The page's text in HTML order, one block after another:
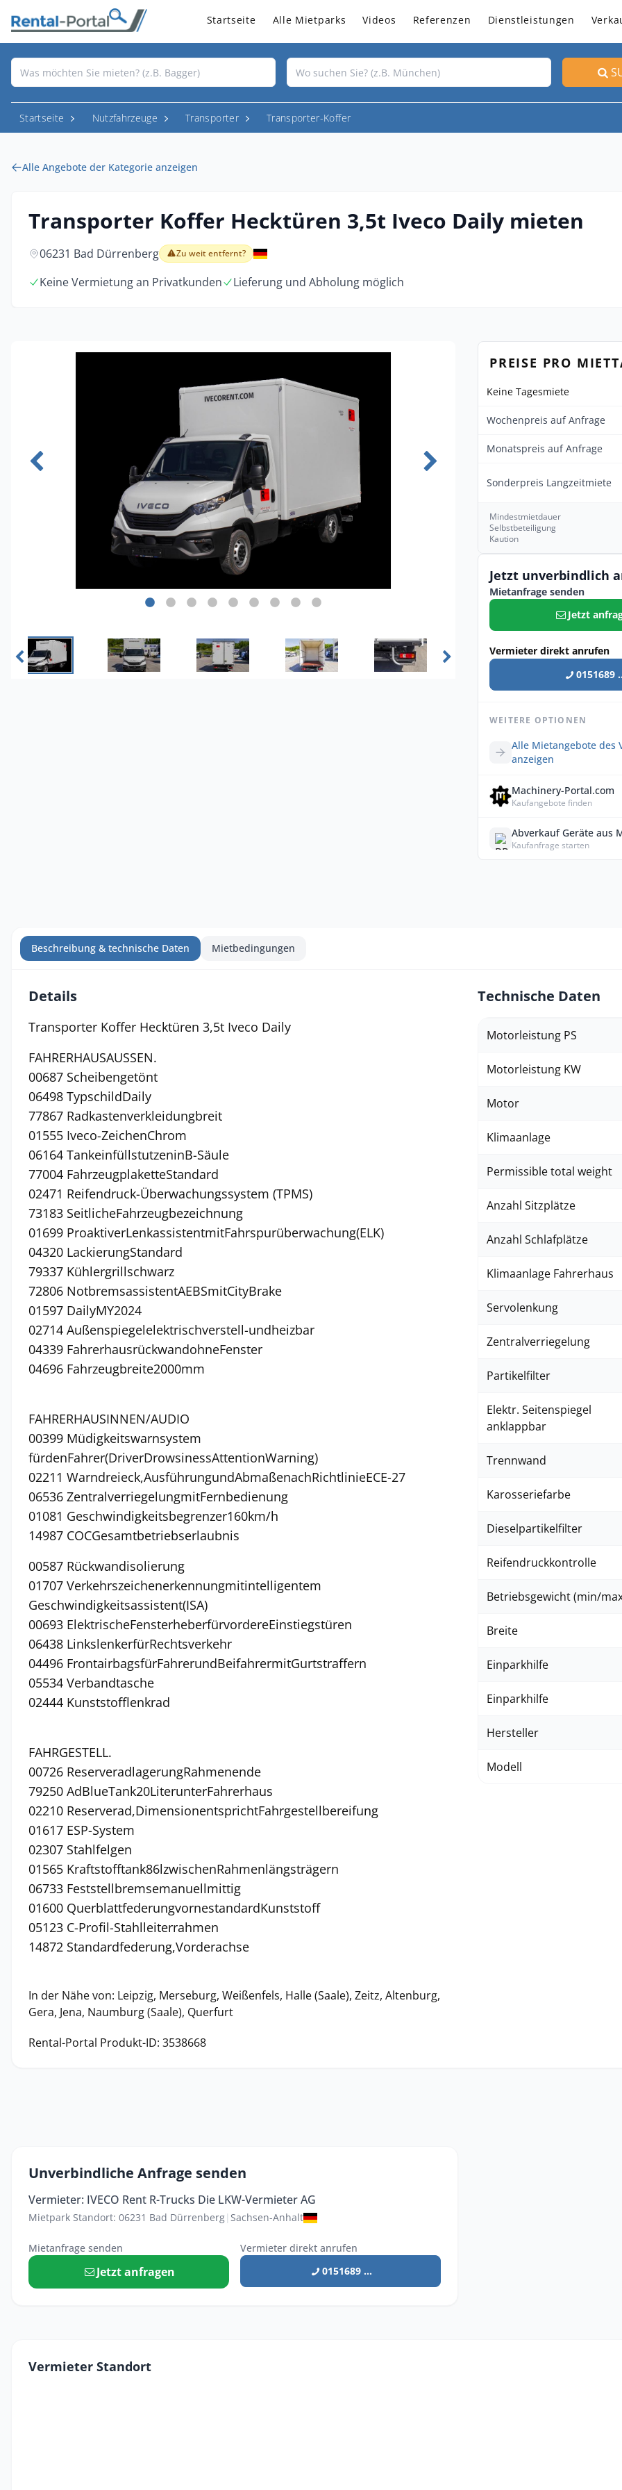
Startseite Alle Mietparks Videos Referenzen Dienstleistungen
Startseite Nutzfahrzeuge Transporter Transporter-Koffer
Alle Angebote der Kategorie anzeigen
Transporter Koffer Hecktüren 3,5t Iveco Daily mieten
06231 Bad Dürrenberg Zu weit entfernt?
Keine Vermietung an Privatkunden Lieferung und Abholung möglich
PREISE PRO
Keine Tagesmiete
Wochenpreis auf Anfrage
Monatspreis auf Anfrage
Sonderpreis Langzeitmiete
Mindestmietdauer
Selbstbeteiligung
Kaution
Jetzt unverbindlich
Mietanfrage senden
Jetzt
Vermieter direkt anrufen
0151689
WEITERE OPTIONEN
Alle Mietangebote des
anzeigen
Machinery-Portal.com
Kaufangebote finden
Abverkauf Geräte aus
Kaufanfrage starten
Beschreibung & technische Daten Mietbedingungen
Details
Transporter Koffer Hecktüren 3,5t Iveco Daily
FAHRERHAUSAUSSEN.
00687 Scheibengetönt
06498 TypschildDaily
77867 Radkastenverkleidungbreit
01555 Iveco-ZeichenChrom
06164 TankeinfüllstutzeninB-Säule
77004 FahrzeugplaketteStandard
02471 Reifendruck-Überwachungssystem (TPMS)
73183 SeitlicheFahrzeugbezeichnung
01699 ProaktiverLenkassistentmitFahrspurüberwachung(ELK)
04320 LackierungStandard
79337 Kühlergrillschwarz
72806 NotbremsassistentAEBSmitCityBrake
01597 DailyMY2024
02714 Außenspiegelelektrischverstell-undheizbar
04339 FahrerhausrückwandohneFenster
04696 Fahrzeugbreite2000mm
FAHRERHAUSINNEN/AUDIO
00399 Müdigkeitswarnsystem
fürdenFahrer(DriverDrowsinessAttentionWarning)
02211 Warndreieck,AusführungundAbmaßenachRichtlinieECE-27
06536 ZentralverriegelungmitFernbedienung
01081 Geschwindigkeitsbegrenzer160km/h
14987 COCGesamtbetriebserlaubnis
00587 Rückwandisolierung
01707 Verkehrszeichenerkennungmitintelligentem
Geschwindigkeitsassistent(ISA)
00693 ElektrischeFensterheberfürvordereEinstiegstüren
06438 LinkslenkerfürRechtsverkehr
04496 FrontairbagsfürFahrerundBeifahrermitGurtstraffern
05534 Verbandtasche
02444 Kunststofflenkrad
FAHRGESTELL.
00726 ReserveradlagerungRahmenende
79250 AdBlueTank20LiterunterFahrerhaus
02210 Reserverad,DimensionentsprichtFahrgestellbereifung
01617 ESP-System
02307 Stahlfelgen
01565 Kraftstofftank86lzwischenRahmenlängsträgern
06733 Feststellbremsemanuellmittig
01600 QuerblattfederungvornestandardKunststoff
05123 C-Profil-Stahlleiterrahmen
14872 Standardfederung,Vorderachse
In der Nähe von: Leipzig, Merseburg, Weißenfels, Halle (Saale), Zeitz, Altenburg,
Gera, Jena, Naumburg (Saale), Querfurt
Rental-Portal Produkt-ID: 3538668
Technische Daten
Motorleistung PS
Motorleistung KW
Motor
Klimaanlage
Permissible total weight
Anzahl Sitzplätze
Anzahl Schlafplätze
Klimaanlage Fahrerhaus
Servolenkung
Zentralverriegelung
Partikelfilter
Elektr. Seitenspiegel
anklappbar
Trennwand
Karosseriefarbe
Dieselpartikelfilter
Reifendruckkontrolle
Betriebsgewicht (min/
Breite
Einparkhilfe
Einparkhilfe
Hersteller
Modell
Unverbindliche Anfrage senden
Vermieter: IVECO Rent R-Trucks Die LKW-Vermieter AG
Mietpark Standort: 06231 Bad Dürrenberg| Sachsen-Anhalt
Mietanfrage senden
Jetzt anfragen
Vermieter direkt anrufen
0151689 ...
Vermieter Standort